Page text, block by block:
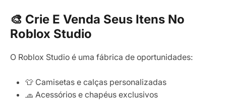
🎨 Crie E Venda Seus Itens No
Roblox Studio
O Roblox Studio é uma fábrica de oportunidades:
👕 Camisetas e calças personalizadas
🧢 Acessórios e chapéus exclusivos